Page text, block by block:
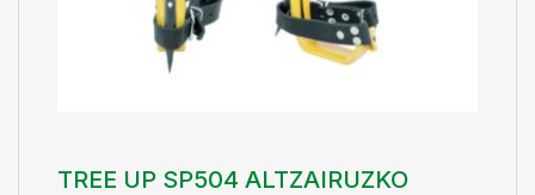
TREE UP SP504 ALTZAIRUZKO